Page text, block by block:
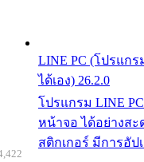
LINE PC (โปรแก
ได้เอง) 26.2.0
โปรแกรม LINE
หน้าจอ ได้อย่างสะ
สติกเกอร์ มีการอัป